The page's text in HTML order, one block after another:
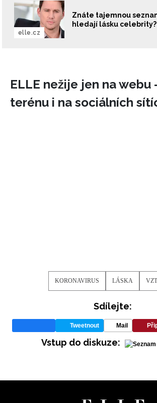
Znáte tajemnou
hledají lásku celebrity?
elle.cz
ELLE nežije jen na webu
terénu i na sociálních
KORONAVIRUS LÁSKA
Sdílejte:
Tweetnout Mail
Vstup do diskuze: